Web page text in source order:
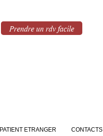
Prendre un rdv facile
PATIENT ETRANGER CONTACTS